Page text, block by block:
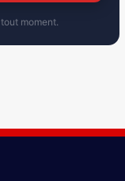
moment.